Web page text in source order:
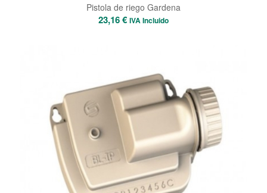
Pistola de riego Gardena
23,16€ IVA Incluido